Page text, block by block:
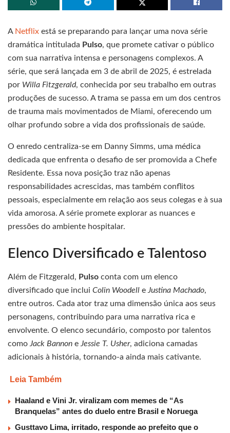
A Netflix está se preparando para lançar uma nova série
dramática intitulada Pulso, que promete cativar o público
com sua narrativa intensa e personagens complexos. A
série, que será lançada em 3 de abril de 2025, é estrelada
por Willa Fitzgerald, conhecida por seu trabalho em outras
produções de sucesso. A trama se passa em um dos centros
de trauma mais movimentados de Miami, oferecendo um
olhar profundo sobre a vida dos profissionais de saúde.
O enredo centraliza-se em Danny Simms, uma médica
dedicada que enfrenta o desafio de ser promovida a Chefe
Residente. Essa nova posição traz não apenas
responsabilidades acrescidas, mas também conflitos
pessoais, especialmente em relação aos seus colegas e à sua
vida amorosa. A série promete explorar as nuances e
pressões do ambiente hospitalar.
Elenco Diversificado e Talentoso
Além de Fitzgerald, Pulso conta com um elenco
diversificado que inclui Colin Woodell e Justina Machado,
entre outros. Cada ator traz uma dimensão única aos seus
personagens, contribuindo para uma narrativa rica e
envolvente. O elenco secundário, composto por talentos
como Jack Bannon e Jessie T. Usher, adiciona camadas
adicionais à história, tornando-a ainda mais cativante.
Leia Também
Haaland e Vini Jr. viralizam com memes de “As
Branquelas” antes do duelo entre Brasil e Noruega
Gusttavo Lima, irritado, responde ao prefeito que o